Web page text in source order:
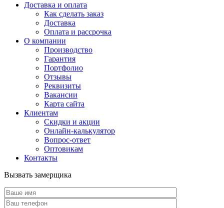
Доставка и оплата
Как сделать заказ
Доставка
Оплата и рассрочка
О компании
Производство
Гарантия
Портфолио
Отзывы
Реквизиты
Вакансии
Карта сайта
Клиентам
Скидки и акции
Онлайн-калькулятор
Вопрос-ответ
Оптовикам
Контакты
Вызвать замерщика